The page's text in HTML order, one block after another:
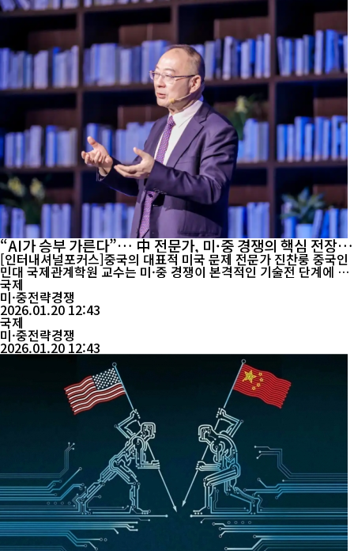
“AI가 승부 가른다”… 中 전문가, 미·중 경쟁의 핵심 전장
은 인공지능
[인터내셔널포커스]중국의 대표적 미국 문제 전문가 진찬룽 중국인
민대 국제관계학원 교수는 미·중 경쟁이 본격적인 기술전 단계에 진
입했으며, 그 핵심 전장은 인공지능(AI)이 될 것이라고 진단했다. 그
는 최근 관찰자망 주최 ‘2026 답안쇼·사상가 춘완’ 기고·강연에서
“AI는 이미 제1의 생산력이며, 향후 국제질서와 미·중 경쟁의 구조
자체를 재편하고 있다”고 강조했다. 진 교수는 미·중 경쟁을 더 이상
군사력이나 경...
국제
미·중전략경쟁
2026.01.20 12:43
국제
미·중전략경쟁
2026.01.20 12:43